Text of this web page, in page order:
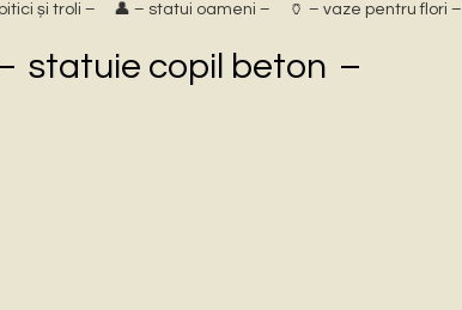
și troli –
👤 – statui oameni – 🏺 – vaze pentru flori –
statuie copil beton